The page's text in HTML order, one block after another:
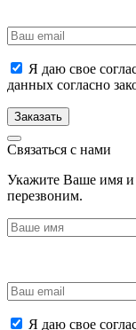
Я даю свое
данных согласно
Заказать
Связаться с нами
Укажите Ваше имя
перезвоним.
Я даю свое